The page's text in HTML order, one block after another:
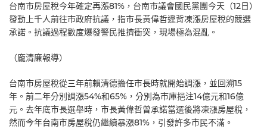
台南市房屋稅今年確定再漲81%，台南市議會國民黨團今天（12日）
發動上千人前往市政府抗議，指市長黃偉哲違背凍漲房屋稅的競選
承諾。抗議過程數度爆發警民推擠衝突，現場極為混亂。
（龐清廉報導）
台南市房屋稅從三年前賴清德擔任市長時就開始調漲，並回溯15
年。前二年分別調漲54%和65%，分別為市庫挹注14億元和16億
元。去年底市長選舉時，市長黃偉哲曾承諾當選後將凍漲房屋稅，
然而今年台南市房屋稅仍繼續暴漲81%，引發許多市民不滿。